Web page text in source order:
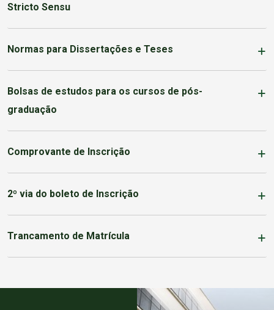
Stricto Sensu
Normas para Dissertações e Teses
Bolsas de estudos para os cursos de pós-
graduação
Comprovante de Inscrição
2º via do boleto de Inscrição
Trancamento de Matrícula